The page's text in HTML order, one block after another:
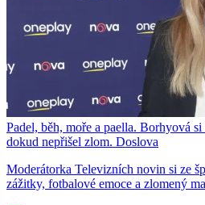
Padel, běh, moře a paella. Borhyová
dokud nepřišel zlom. Doslova
Moderátorka Televizních novin si ze
zážitky, fotbalové emoce a zlomený